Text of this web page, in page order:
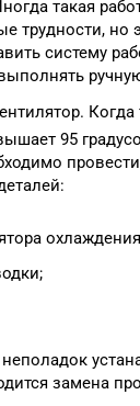
такая
трудности, но
систему
Когда
95
замена